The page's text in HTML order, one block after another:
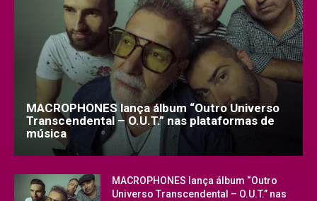
MACROPHONES lança álbum “Outro Universo
Transcendental – O.U.T.” nas plataformas de
música
MACROPHONES lança álbum “Outro
Universo Transcendental – O.U.T.” nas